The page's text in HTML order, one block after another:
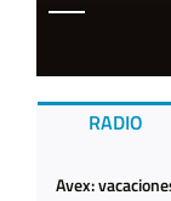
RADIO
Avex: